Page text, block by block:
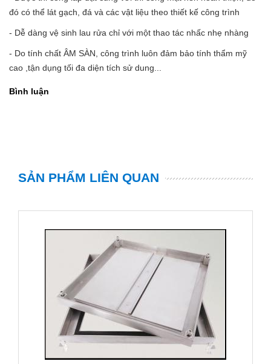
đó có thể lát gạch, đá và các vật liệu theo thiết kế công trình
- Dễ dàng vệ sinh lau rửa chỉ với một thao tác nhấc nhẹ nhàng
- Do tính chất ÂM SÀN, công trình luôn đảm bảo tính thẩm mỹ
cao ,tận dụng tối đa diện tích sử dung...
Bình luận
SẢN PHẨM LIÊN QUAN